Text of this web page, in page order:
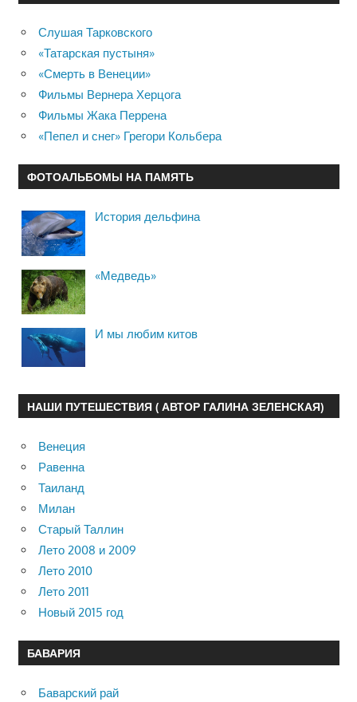
Слушая Тарковского
«Татарская пустыня»
«Смерть в Венеции»
Фильмы Вернера Херцога
Фильмы Жака Перрена
«Пепел и снег» Грегори Кольбера
ФОТОАЛЬБОМЫ НА ПАМЯТЬ
История дельфина
«Медведь»
И мы любим китов
НАШИ ПУТЕШЕСТВИЯ ( АВТОР ГАЛИНА ЗЕЛЕНСКАЯ)
Венеция
Равенна
Таиланд
Милан
Старый Таллин
Лето 2008 и 2009
Лето 2010
Лето 2011
Новый 2015 год
БАВАРИЯ
Баварский рай